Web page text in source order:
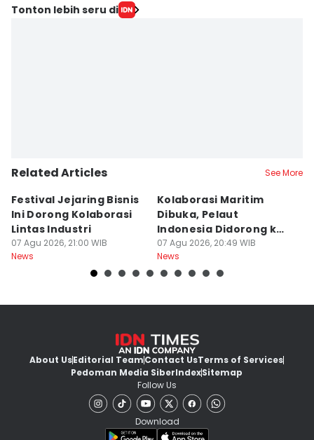
Tonton lebih seru di
Related Articles See More
Festival Jejaring Bisnis
Ini Dorong Kolaborasi
Lintas Industri
07 Agu 2026, 21:00 WIB
News
Kolaborasi Maritim
Dibuka, Pelaut
Indonesia Didorong ke
Pasar Global
07 Agu 2026, 20:49 WIB
News
About UsEditorial TeamContact UsTerms of Services
Pedoman Media SiberIndexSitemap
Follow Us
Download